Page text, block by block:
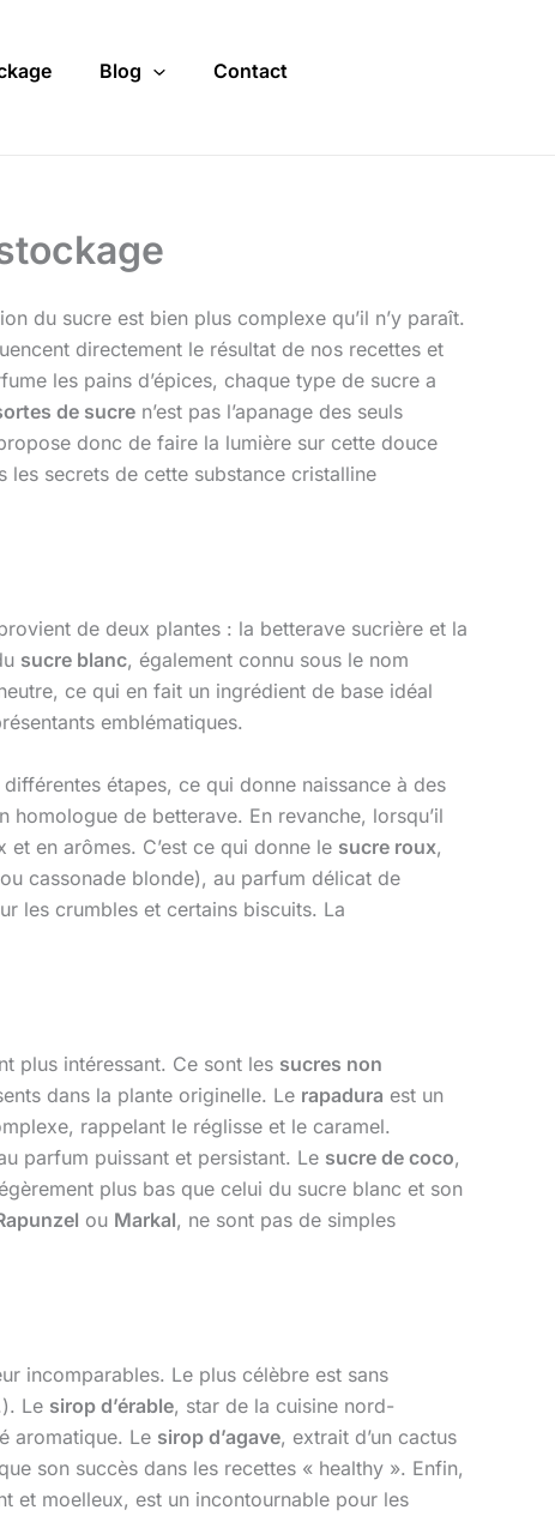
Blog Contact
du sucre est bien plus complexe qu’il n’y paraît.
directement le résultat de nos recettes et
les pains d’épices, chaque type de sucre a
de sucre n’est pas l’apanage des seuls
donc de faire la lumière sur cette douce
secrets de cette substance cristalline
de deux plantes : la betterave sucrière et la
sucre blanc, également connu sous le nom
ce qui en fait un ingrédient de base idéal
emblématiques.
étapes, ce qui donne naissance à des
homologue de betterave. En revanche, lorsqu’il
en arômes. C’est ce qui donne le sucre roux,
cassonade blonde), au parfum délicat de
les crumbles et certains biscuits. La
plus intéressant. Ce sont les sucres non
dans la plante originelle. Le rapadura est un
rappelant le réglisse et le caramel.
parfum puissant et persistant. Le sucre de coco,
plus bas que celui du sucre blanc et son
ou Markal, ne sont pas de simples
incomparables. Le plus célèbre est sans
Le sirop d’érable, star de la cuisine nord-
aromatique. Le sirop d’agave, extrait d’un cactus
son succès dans les recettes « healthy ». Enfin,
et moelleux, est un incontournable pour les